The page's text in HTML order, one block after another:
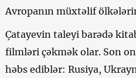
Avropanın müxtəlif
Çatayevin taleyi barədə
filmləri çəkmək olar. Son
həbs ediblər: Rusiya,